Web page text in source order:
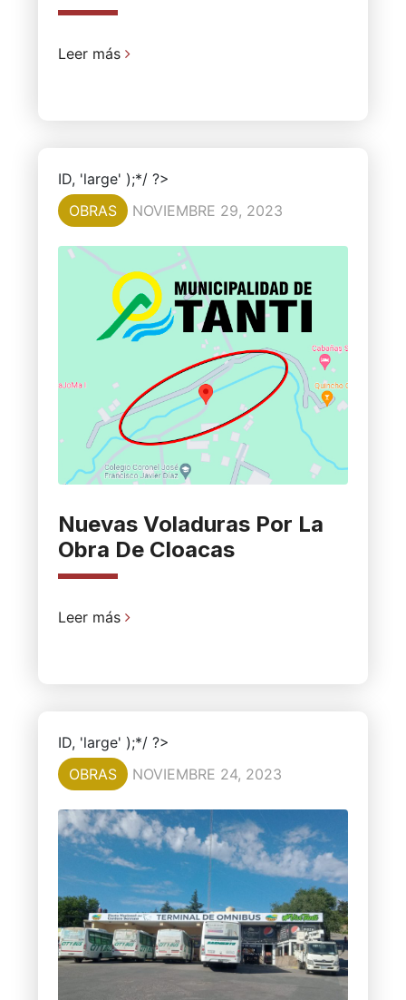
Leer más
ID, 'large' );*/ ?>
OBRAS
NOVIEMBRE 29, 2023
Nuevas Voladuras Por La
Obra De Cloacas
Leer más
ID, 'large' );*/ ?>
OBRAS
NOVIEMBRE 24, 2023